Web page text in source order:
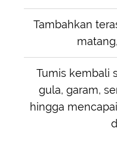
Tambahkan
Tumis kembali
gula, garam,
hingga